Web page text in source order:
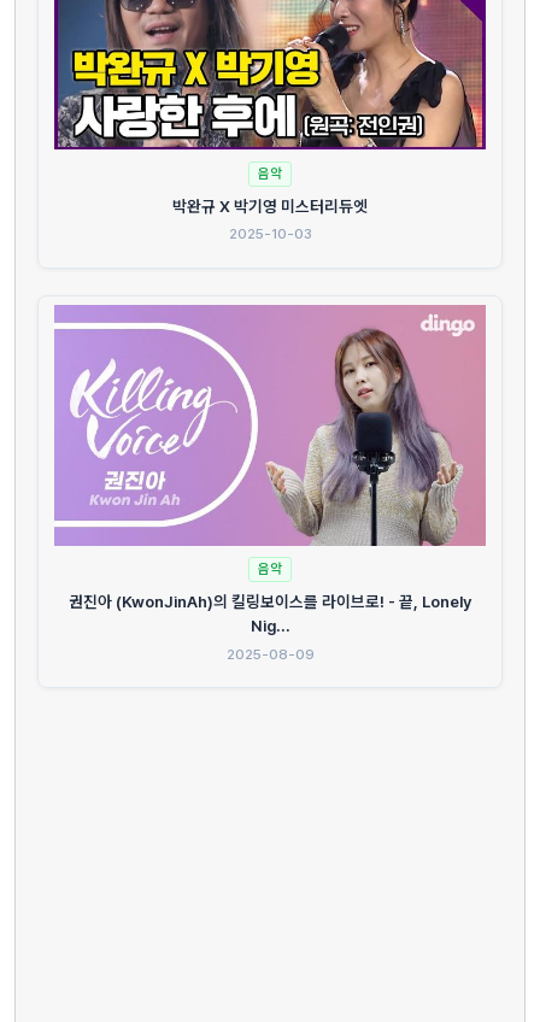
음악
박완규 X 박기영 미스터리듀엣
2025-10-03
음악
권진아 (KwonJinAh)의 킬링보이스를 라이브로! - 끝, Lonely
Nig...
2025-08-09